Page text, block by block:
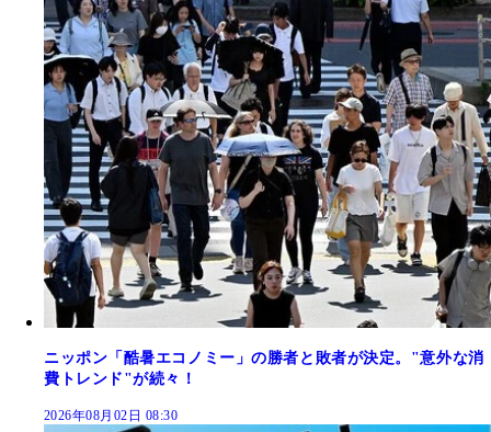
ニッポン「酷暑エコノミー」の勝者と敗者が決定。"意外な消
費トレンド"が続々！
2026年08月02日 08:30